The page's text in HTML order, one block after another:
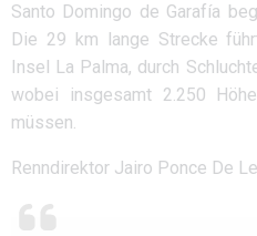
Santo Domingo de Garafía
Die 29 km lange Strecke
Insel La Palma, durch
wobei insgesamt 2.250
müssen.
Renndirektor Jairo Ponce De